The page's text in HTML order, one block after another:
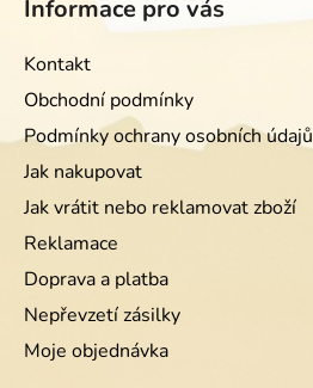
Informace pro vás
Kontakt
Obchodní podmínky
Podmínky ochrany osobních údajů
Jak nakupovat
Jak vrátit nebo reklamovat zboží
Reklamace
Doprava a platba
Nepřevzetí zásilky
Moje objednávka